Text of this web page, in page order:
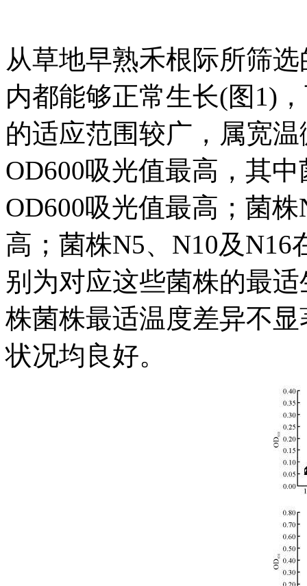
从草地早熟禾根际所筛
内都能够正常生长(图1)
的适应范围较广，属宽
OD600吸光值最高，其
OD600吸光值最高；菌
高；菌株N5、N10及
别为对应这些菌株的最
株菌株最适温度差异不
状况均良好。